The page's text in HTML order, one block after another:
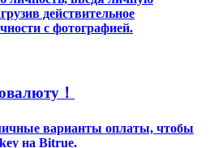
прибыльным
действительное
с фотографией.
！
варианты оплаты, чтобы
на Bitrue.